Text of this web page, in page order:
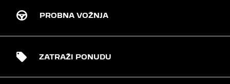
PROBNA VOŽNJA
ZATRAŽI PONUDU